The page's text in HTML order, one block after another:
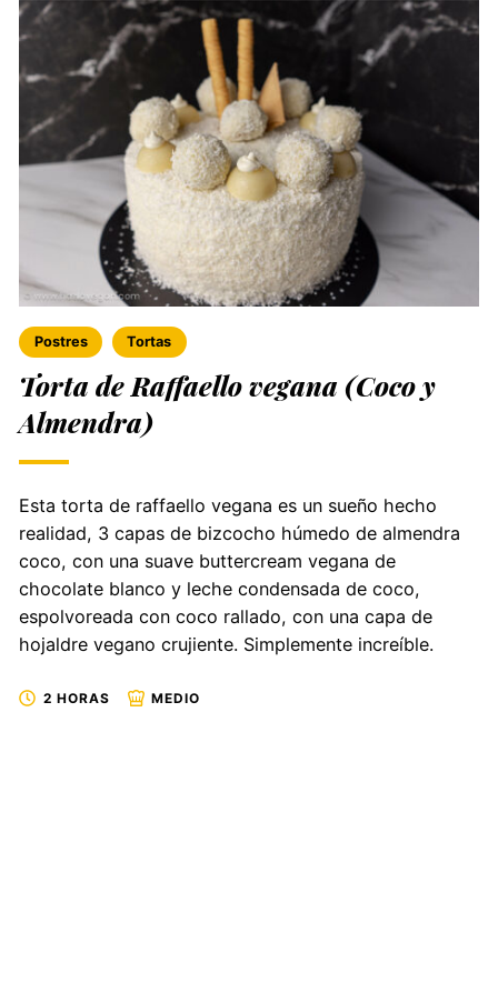
Postres Tortas
Torta de Raffaello vegana (Coco y
Almendra)
Esta torta de raffaello vegana es un sueño hecho
realidad, 3 capas de bizcocho húmedo de almendra
coco, con una suave buttercream vegana de
chocolate blanco y leche condensada de coco,
espolvoreada con coco rallado, con una capa de
hojaldre vegano crujiente. Simplemente increíble.
2 HORAS MEDIO